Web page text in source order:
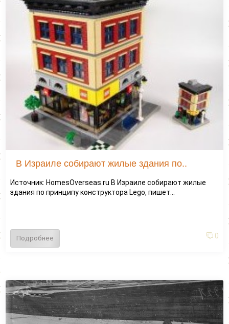
В Израиле собирают жилые здания по..
Источник: HomesOverseas.ru В Израиле собирают жилые
здания по принципу конструктора Lego, пишет...
Подробнее 0